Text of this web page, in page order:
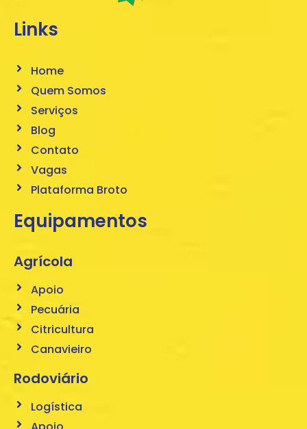
Links
Home
Quem Somos
Serviços
Blog
Contato
Vagas
Plataforma Broto
Equipamentos
Agrícola
Apoio
Pecuária
Citricultura
Canavieiro
Rodoviário
Logística